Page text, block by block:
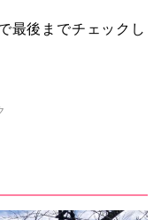
最後までチェックし